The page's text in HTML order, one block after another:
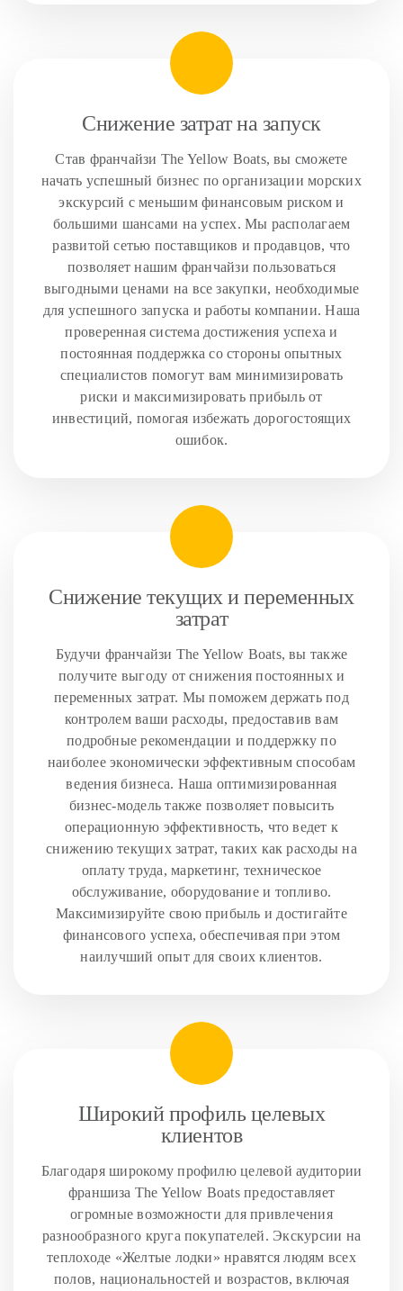
Снижение затрат на запуск
Став франчайзи The Yellow Boats, вы сможете
начать успешный бизнес по организации морских
экскурсий с меньшим финансовым риском и
большими шансами на успех. Мы располагаем
развитой сетью поставщиков и продавцов, что
позволяет нашим франчайзи пользоваться
выгодными ценами на все закупки, необходимые
для успешного запуска и работы компании. Наша
проверенная система достижения успеха и
постоянная поддержка со стороны опытных
специалистов помогут вам минимизировать
риски и максимизировать прибыль от
инвестиций, помогая избежать дорогостоящих
ошибок.
Снижение текущих и переменных
затрат
Будучи франчайзи The Yellow Boats, вы также
получите выгоду от снижения постоянных и
переменных затрат. Мы поможем держать под
контролем ваши расходы, предоставив вам
подробные рекомендации и поддержку по
наиболее экономически эффективным способам
ведения бизнеса. Наша оптимизированная
бизнес-модель также позволяет повысить
операционную эффективность, что ведет к
снижению текущих затрат, таких как расходы на
оплату труда, маркетинг, техническое
обслуживание, оборудование и топливо.
Максимизируйте свою прибыль и достигайте
финансового успеха, обеспечивая при этом
наилучший опыт для своих клиентов.
Широкий профиль целевых
клиентов
Благодаря широкому профилю целевой аудитории
франшиза The Yellow Boats предоставляет
огромные возможности для привлечения
разнообразного круга покупателей. Экскурсии на
теплоходе «Желтые лодки» нравятся людям всех
полов, национальностей и возрастов, включая